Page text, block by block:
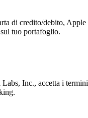
di credito/debito, Apple
tuo portafoglio.
Inc., accetta i termini